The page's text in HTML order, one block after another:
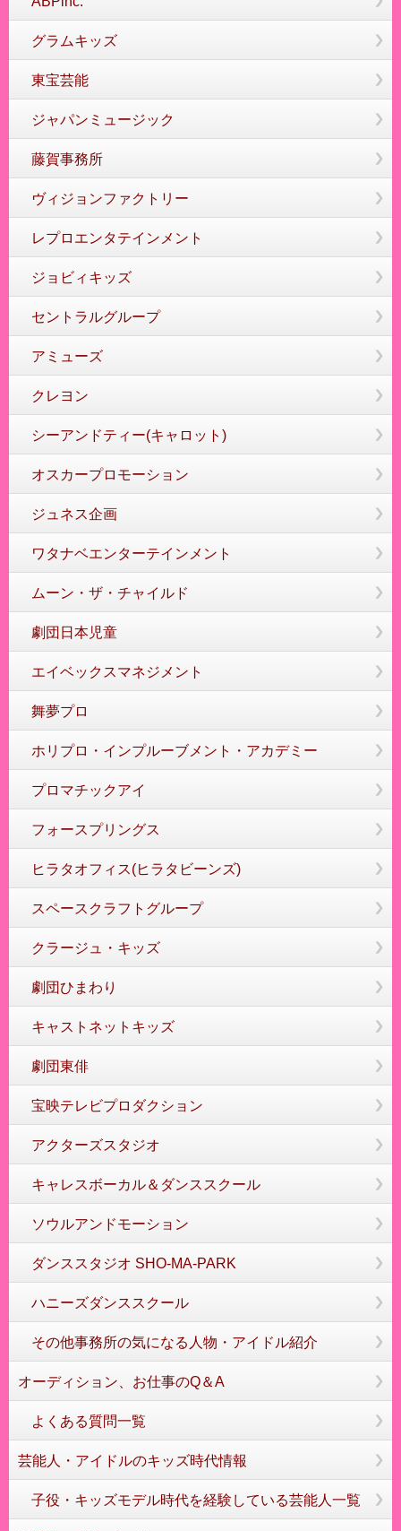
グラムキッズ
東宝芸能
ジャパンミュージック
藤賀事務所
ヴィジョンファクトリー
レプロエンタテインメント
ジョビィキッズ
セントラルグループ
アミューズ
クレヨン
シーアンドティー(キャロット)
オスカープロモーション
ジュネス企画
ワタナベエンターテインメント
ムーン・ザ・チャイルド
劇団日本児童
エイベックスマネジメント
舞夢プロ
ホリプロ・インプルーブメント・アカデミー
プロマチックアイ
フォースプリングス
ヒラタオフィス(ヒラタビーンズ)
スペースクラフトグループ
クラージュ・キッズ
劇団ひまわり
キャストネットキッズ
劇団東俳
宝映テレビプロダクション
アクターズスタジオ
キャレスボーカル＆ダンススクール
ソウルアンドモーション
ダンススタジオ SHO-MA-PARK
ハニーズダンススクール
その他事務所の気になる人物・アイドル紹介
オーディション、お仕事のQ＆A
よくある質問一覧
芸能人・アイドルのキッズ時代情報
子役・キッズモデル時代を経験している芸能人一覧